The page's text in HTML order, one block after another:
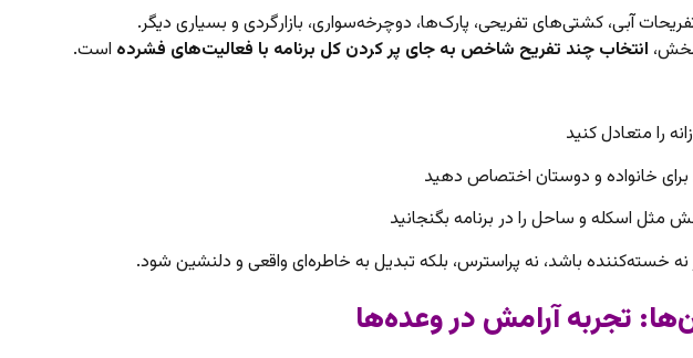
آبی، کشتی‌های تفریحی، پارک‌ها، دوچرخه‌سواری، بازارگردی و بسیاری دیگر.
انتخاب چند تفریح شاخص به جای پر کردن کل برنامه با فعالیت‌های فشرده است.
را متعادل کنید
خانواده و دوستان اختصاص دهید
مثل اسکله و ساحل را در برنامه بگنجانید
خسته‌کننده باشد، نه پراسترس، بلکه تبدیل به خاطره‌ای واقعی و دلنشین شود.